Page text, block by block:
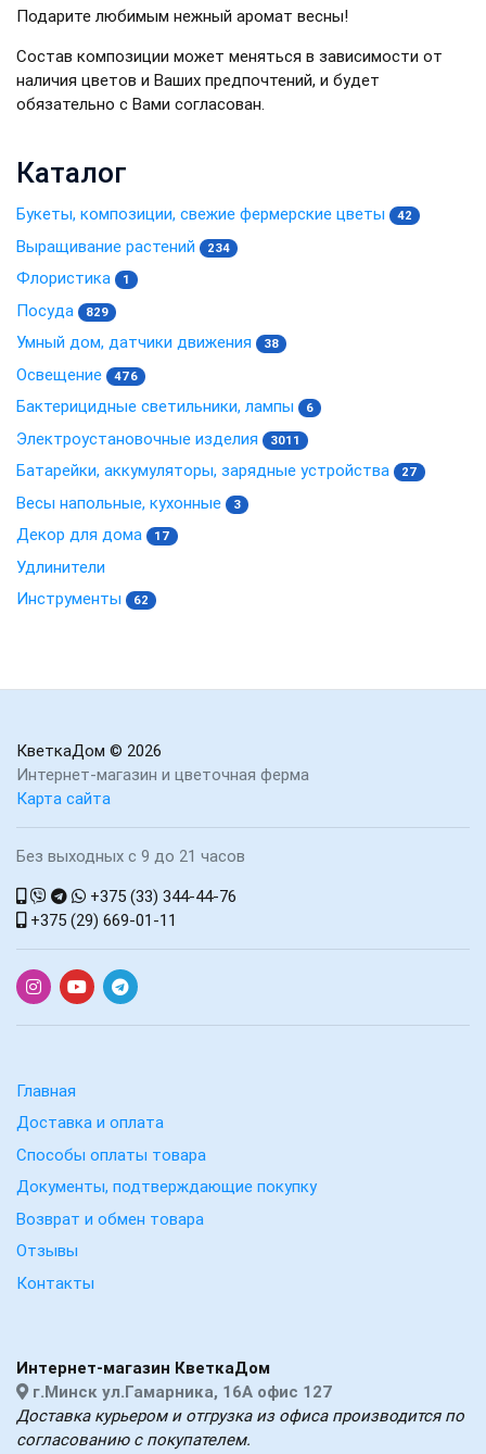
Подарите любимым нежный аромат весны!
Состав композиции может меняться в зависимости от
наличия цветов и Ваших предпочтений, и будет
обязательно с Вами согласован.
Каталог
Букеты, композиции, свежие фермерские цветы 42
Выращивание растений 234
Флористика 1
Посуда 829
Умный дом, датчики движения 38
Освещение 476
Бактерицидные светильники, лампы 6
Электроустановочные изделия 3011
Батарейки, аккумуляторы, зарядные устройства 27
Весы напольные, кухонные 3
Декор для дома 17
Удлинители
Инструменты
62
КветкаДом © 2026
Интернет-магазин и цветочная ферма
Карта сайта
Без выходных с 9 до 21 часов
+375 (33) 344-44-76
+375 (29) 669-01-11
Главная
Доставка и оплата
Способы оплаты товара
Документы, подтверждающие покупку
Возврат и обмен товара
Отзывы
Контакты
Интернет-магазин КветкаДом
г.Минск ул.Гамарника, 16А офис 127
Доставка курьером и отгрузка из офиса производится по
согласованию с покупателем.